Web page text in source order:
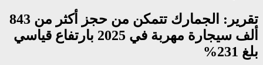
تقرير: الجمارك تتمكن من حجز أكثر من 843
ألف سيجارة مهربة في 2025 بارتفاع قياسي
بلغ 231%